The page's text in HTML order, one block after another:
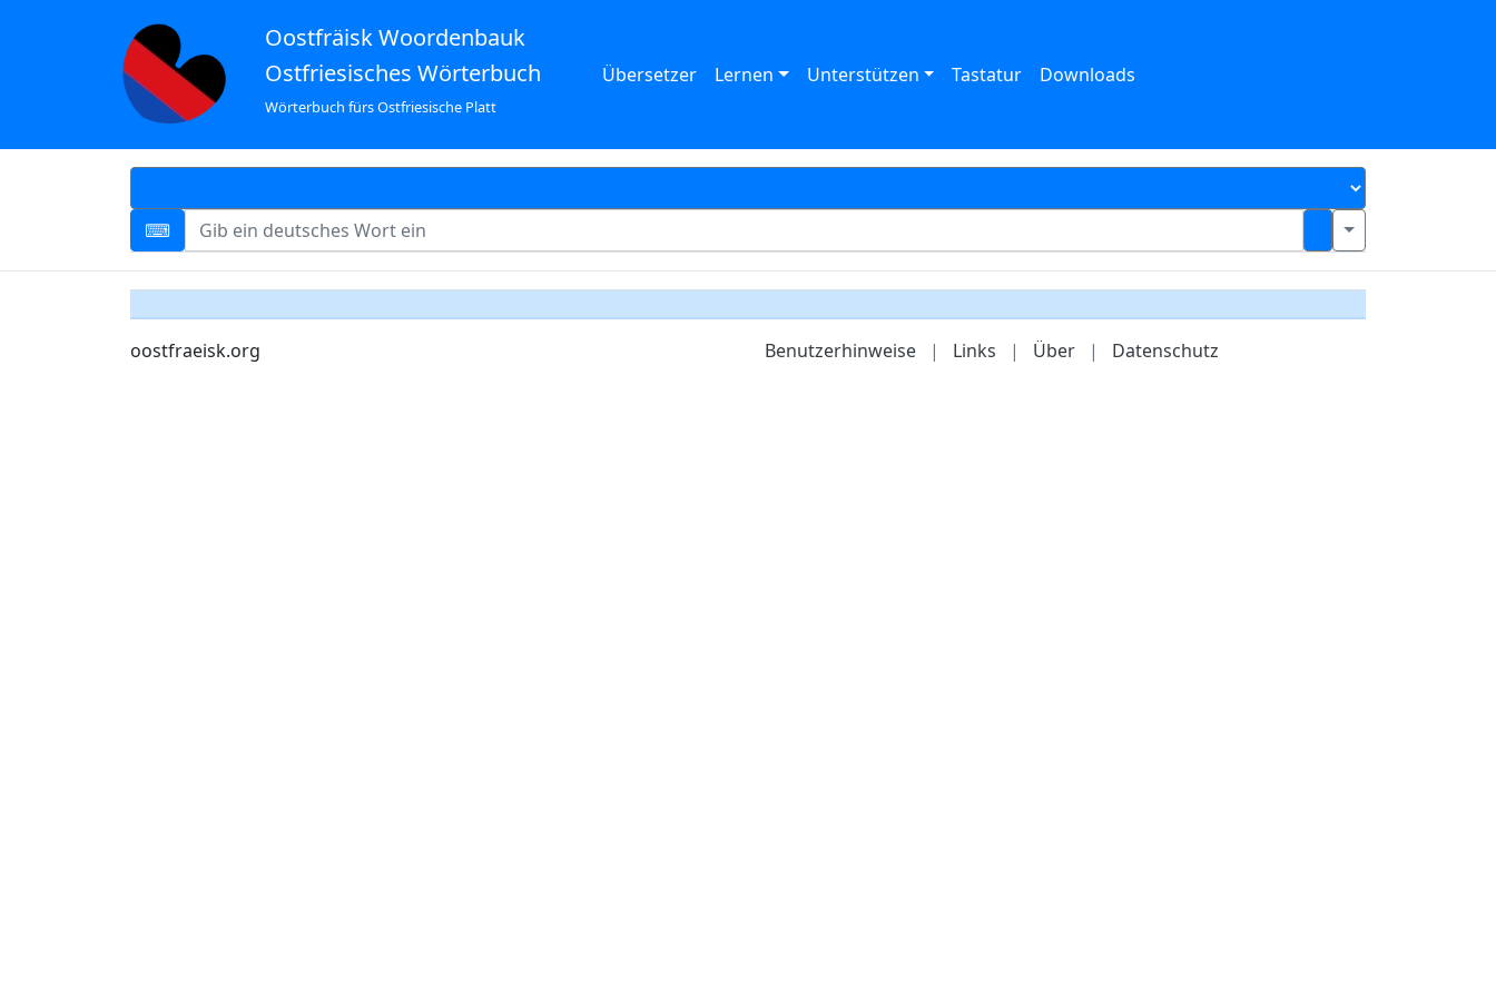
Oostfräisk Woordenbauk
Ostfriesisches Wörterbuch
Wörterbuch fürs Ostfriesische Platt
Übersetzer Lernen Unterstützen Tastatur Downloads
oostfraeisk.org Benutzerhinweise | Links | Über | Datenschutz